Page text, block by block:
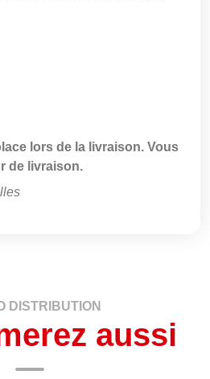
lors de la livraison. Vous
de livraison.
DISTRIBUTION
aussi